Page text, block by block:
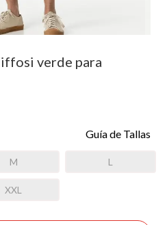
verde para
Guía de Tallas
M L
XXL